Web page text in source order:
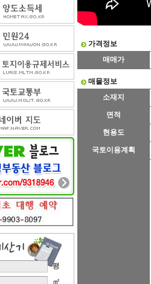
가격정보
매매가
매물정보
소재지
면적
현용도
국토이용계획